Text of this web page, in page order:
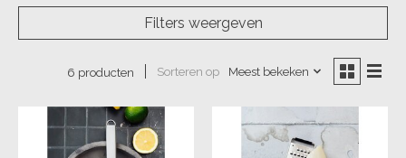
Filters weergeven
6 producten Sorteren op Meest bekeken